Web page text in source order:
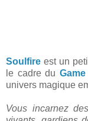
Soulfire est un
le cadre du
univers magique
Vous incarnez